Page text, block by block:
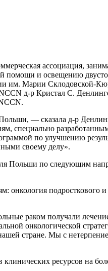
ассоциация,
помощи и освещению
им. Марии Склодовской-
д-р Кристал С.
— сказала д-р
специально
по улучшению
своему делу».
Польши по следующим
подросткового
раком получали
онкологической
стране. Мы с
ресурсов на